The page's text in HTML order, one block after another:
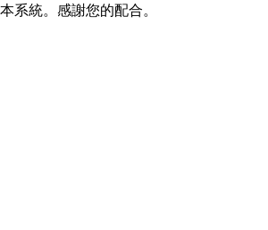
系統。感謝您的配合。